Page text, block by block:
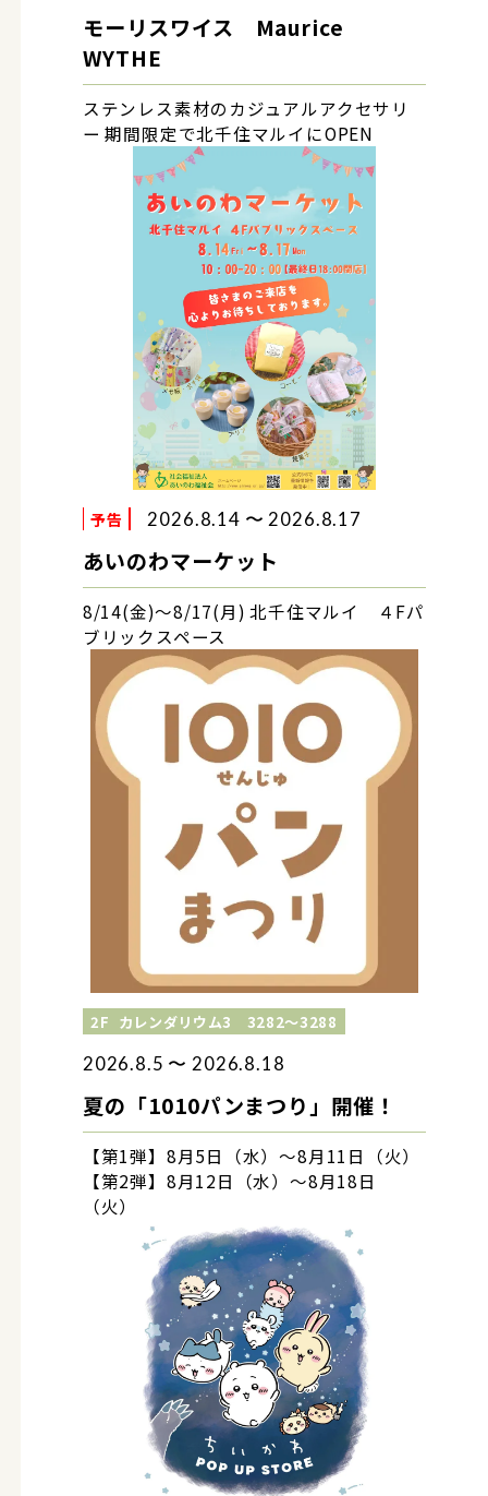
モーリスワイス Maurice
WYTHE
ステンレス素材のカジュアルアクセサリ
ー 期間限定で北千住マルイにOPEN
予告 2026.8.14 〜 2026.8.17
あいのわマーケット
8/14(金)～8/17(月) 北千住マルイ ４Fパ
ブリックスペース
2F カレンダリウム3 3282～3288
2026.8.5 〜 2026.8.18
夏の「1010パンまつり」開催！
【第1弾】8月5日（水）～8月11日（火）
【第2弾】8月12日（水）～8月18日
（火）